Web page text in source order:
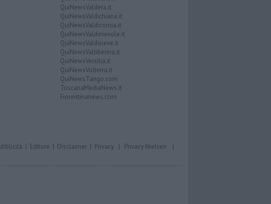
QuiNewsValdera.it
QuiNewsValdichiana.it
QuiNewsValdicornia.it
QuiNewsValdinievole.it
QuiNewsValdisieve.it
QuiNewsValtiberina.it
QuiNewsVersilia.it
QuiNewsVolterra.it
QuiNewsTango.com
ToscanaMediaNews.it
Fiorentinanews.com
| Editore | Disclaimer | Privacy | Privacy Nielsen |